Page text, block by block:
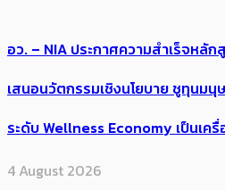
อว. – NIA ประกาศความสำเร็จหลั
เสนอนวัตกรรมเชิงนโยบาย ชูทุนม
ระดับ Wellness Economy เป็นเค
4 August 2026